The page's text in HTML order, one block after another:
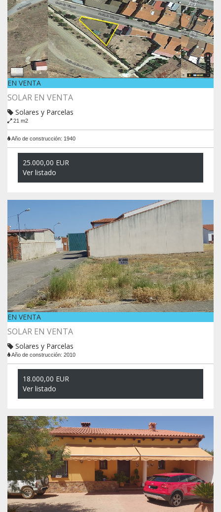
EN VENTA
SOLAR EN VENTA
Solares y Parcelas
21 m2
Año de construcción: 1940
25.000,00 EUR
Ver listado
EN VENTA
SOLAR EN VENTA
Solares y Parcelas
Año de construcción: 2010
18.000,00 EUR
Ver listado